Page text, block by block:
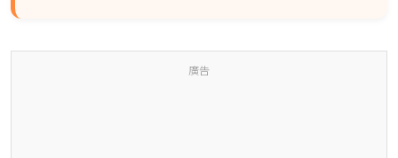
廣告